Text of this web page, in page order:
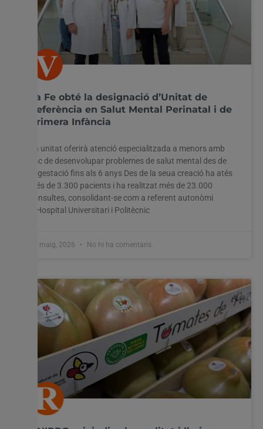
La Fe obté la designació d’Unitat de
Referència en Salut Mental Perinatal i de
Primera Infància
La unitat oferirà atenció especialitzada a menors amb
risc de desenvolupar problemes de salut mental des de
la gestació fins als 6 anys Des de la seua creació ha atés
més de 3.300 pacients i ha realitzat més de 23.000
consultes, consolidant-se com a referent autonòmi
L’Hospital Universitari i Politècnic
27 maig, 2026 No hi ha comentaris
Utilitzem cookies al nostre lloc web per oferir-vos
l'experiència més rellevant recordant les vostres preferències
i visites repetides. En fer clic a "Acceptar-ho tot", accepteu
l'ús de TOTES les cookies. Tanmateix, podeu visitar
"Configuració de les galetes" per proporcionar un
consentiment controlat.